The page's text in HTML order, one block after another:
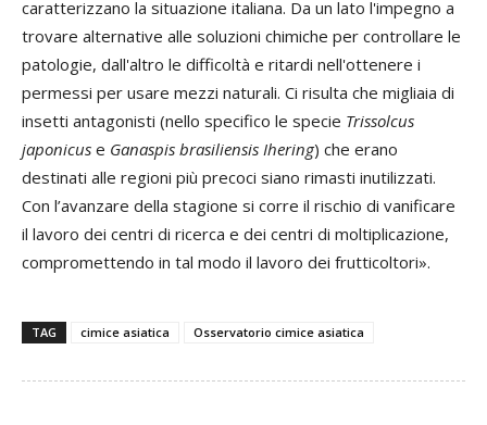
caratterizzano la situazione italiana. Da un lato l'impegno a
trovare alternative alle soluzioni chimiche per controllare le
patologie, dall'altro le difficoltà e ritardi nell'ottenere i
permessi per usare mezzi naturali. Ci risulta che migliaia di
insetti antagonisti (nello specifico le specie Trissolcus
japonicus e Ganaspis brasiliensis Ihering) che erano
destinati alle regioni più precoci siano rimasti inutilizzati.
Con l’avanzare della stagione si corre il rischio di vanificare
il lavoro dei centri di ricerca e dei centri di moltiplicazione,
compromettendo in tal modo il lavoro dei frutticoltori».
TAG cimice asiatica Osservatorio cimice asiatica